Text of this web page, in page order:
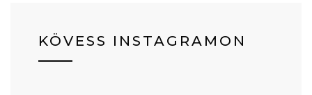
KÖVESS INSTAGRAMON